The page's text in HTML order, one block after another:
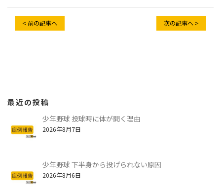
< 前の記事へ 次の記事へ >
最近の投稿
少年野球 投球時に体が開く理由
2026年8月7日
少年野球 下半身から投げられない原因
2026年8月6日